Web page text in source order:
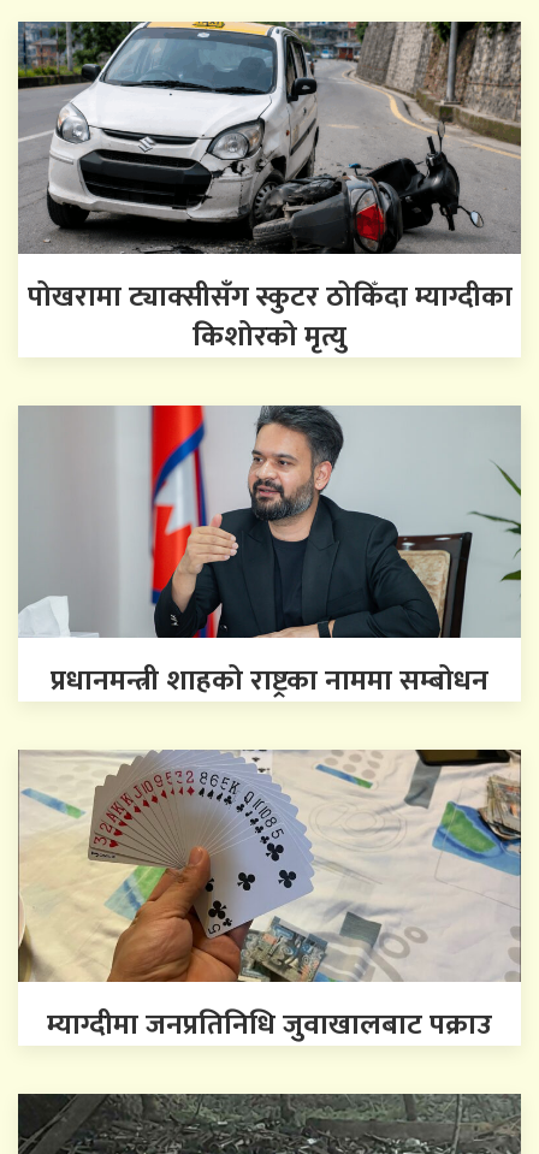
पोखरामा ट्याक्सीसँग स्कुटर ठोकिँदा म्याग्दीका
किशोरको मृत्यु
प्रधानमन्त्री शाहको राष्ट्रका नाममा सम्बोधन
म्याग्दीमा जनप्रतिनिधि जुवाखालबाट पक्राउ